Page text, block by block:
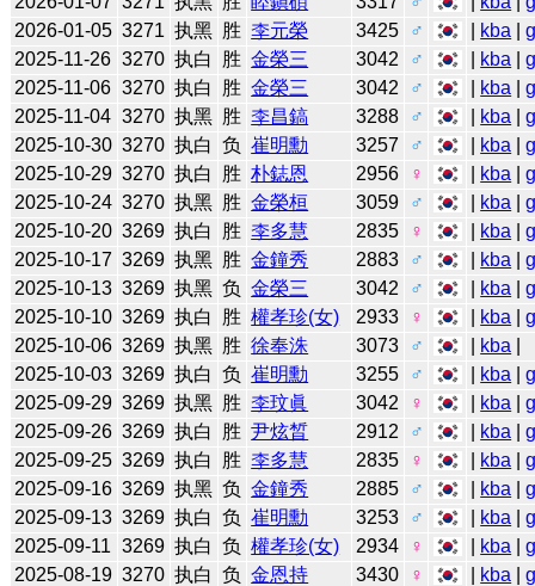
2026-01-05 3271 执黑 胜 李元榮 3425 ♂ kba |
2025-11-26 3270 执白 胜 金榮三 3042 ♂ kba |
2025-11-06 3270 执白 胜 金榮三 3042 ♂ kba |
2025-11-04 3270 执黑 胜 李昌鎬 3288 ♂ kba |
2025-10-30 3270 执白 负 崔明勳 3257 ♂ kba |
2025-10-29 3270 执白 胜 朴鋕恩 2956 ♀ kba |
2025-10-24 3270 执黑 胜 金榮桓 3059 ♂ kba |
2025-10-20 3269 执白 胜 李多慧 2835 ♀ kba |
2025-10-17 3269 执黑 胜 金鐘秀 2883 ♂ kba |
2025-10-13 3269 执黑 负 金榮三 3042 ♂ kba |
2025-10-10 3269 执白 胜 權孝珍(女) 2933 ♀ kba |
2025-10-06 3269 执黑 胜 徐奉洙 3073 ♂ kba
2025-10-03 3269 执白 负 崔明勳 3255 ♂ kba |
2025-09-29 3269 执黑 胜 李玟眞 3042 ♀ kba |
2025-09-26 3269 执白 胜 尹炫晳 2912 ♂ kba |
2025-09-25 3269 执白 胜 李多慧 2835 ♀ kba |
2025-09-16 3269 执黑 负 金鐘秀 2885 ♂ kba |
2025-09-13 3269 执白 负 崔明勳 3253 ♂ kba |
2025-09-11 3269 执白 负 權孝珍(女) 2934 ♀ kba |
2025-08-19 3270 执白 负 金恩持 3430 ♀ kba |